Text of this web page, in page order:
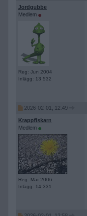
Jordgubbe
Medlem
Reg: Jun 2004
Inlägg: 13 532
2026-02-01, 12:49
Krappfiskarn
Medlem
Reg: Mar 2006
Inlägg: 14 331